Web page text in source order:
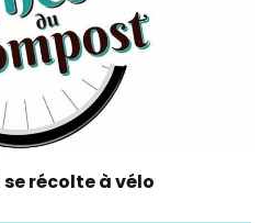
récolte à vélo